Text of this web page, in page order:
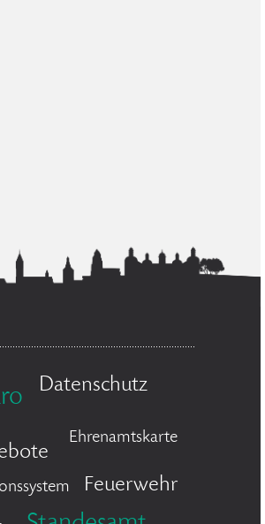
Datenschutz
Ehrenamtskarte
Feuerwehr